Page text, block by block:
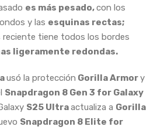
es más pesado,con los
y las esquinas rectas;
reciente tiene todos los bordes
ligeramente redondas.
usó la protección Gorilla Armory
Snapdragon 8 Gen 3 for Galaxy
S25 Ultraactualiza a Gorilla
Snapdragon 8 Elite for